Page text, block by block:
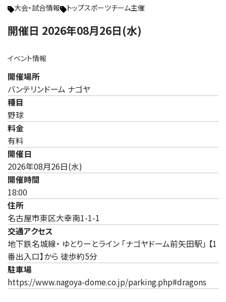
大会・試合情報
トップスポーツチーム主催
開催日 2026年08月26日(水)
イベント情報
開催場所
バンテリンドーム ナゴヤ
種目
野球
料金
有料
開催日
2026年08月26日(水)
開催時間
18:00
住所
名古屋市東区大幸南1-1-1
交通アクセス
地下鉄名城線・ ゆとりーとライン 「ナゴヤドーム前矢田駅」 【1
番出入口】から 徒歩約5分
駐車場
https://www.nagoya-dome.co.jp/parking.php#dragons